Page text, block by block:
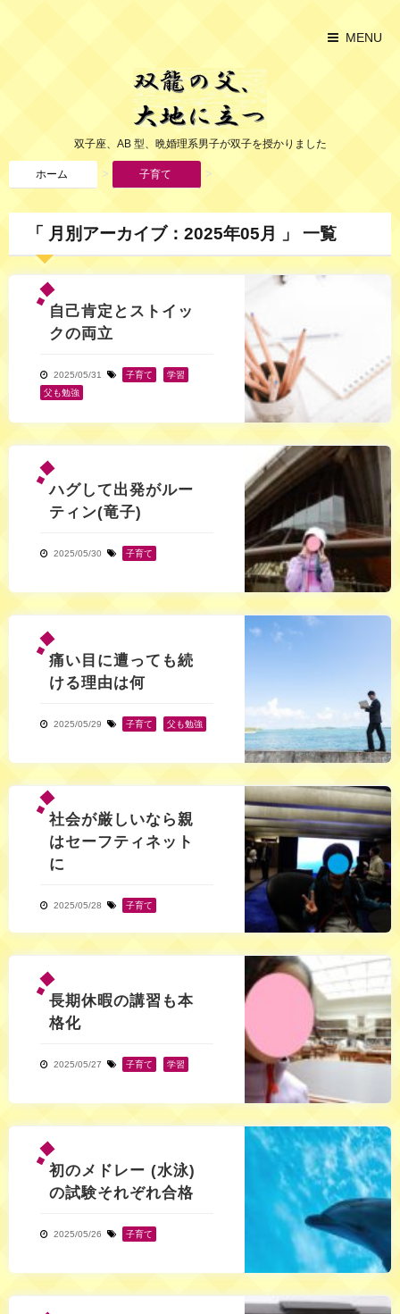
MENU
双子座、AB 型、晩婚理系男子が双子を授かりました
ホーム > 子育て >
「 月別アーカイブ：2025年05月 」 一覧
自己肯定とストイッ
クの両立
2025/05/31 子育て 学習
父も勉強
ハグして出発がルー
ティン(竜子)
2025/05/30 子育て
痛い目に遭っても続
ける理由は何
2025/05/29 子育て 父も勉強
社会が厳しいなら親
はセーフティネット
に
2025/05/28 子育て
長期休暇の講習も本
格化
2025/05/27 子育て 学習
初のメドレー (水泳)
の試験それぞれ合格
2025/05/26 子育て